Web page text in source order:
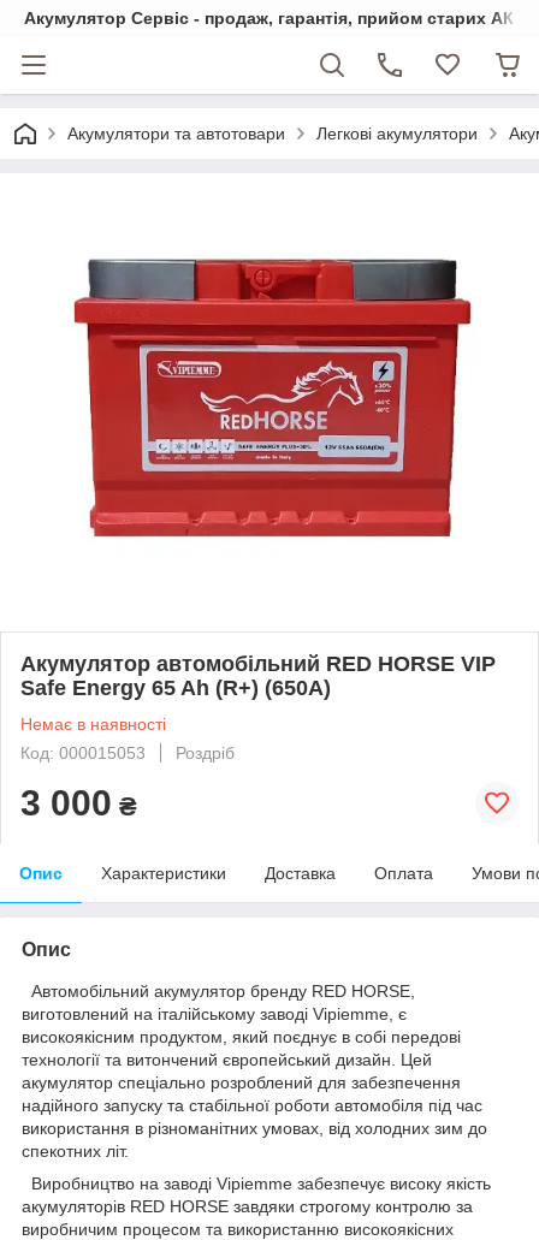
Акумулятор Сервіс - продаж, гарантія, прийом старих АКБ
Акумулятори та автотовари Легкові акумулятори
Акумулятор автомобільний RED HORSE VIP
Safe Energy 65 Ah (R+) (650A)
Немає в наявності
Код: 000015053
Роздріб
3 000 ₴
Опис Характеристики Доставка Оплата Умови
Опис
Автомобільний акумулятор бренду RED HORSE,
виготовлений на італійському заводі Vipiemme, є
високоякісним продуктом, який поєднує в собі передові
технології та витончений європейський дизайн. Цей
акумулятор спеціально розроблений для забезпечення
надійного запуску та стабільної роботи автомобіля під час
використання в різноманітних умовах, від холодних зим до
спекотних літ.
Виробництво на заводі Vipiemme забезпечує високу якість
акумуляторів RED HORSE завдяки строгому контролю за
виробничим процесом та використанню високоякісних